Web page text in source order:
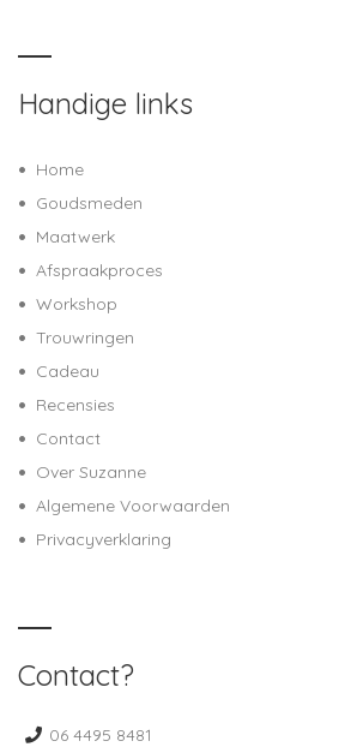
Handige links
Home
Goudsmeden
Maatwerk
Afspraakproces
Workshop
Trouwringen
Cadeau
Recensies
Contact
Over Suzanne
Algemene Voorwaarden
Privacyverklaring
Contact?
06 4495 8481